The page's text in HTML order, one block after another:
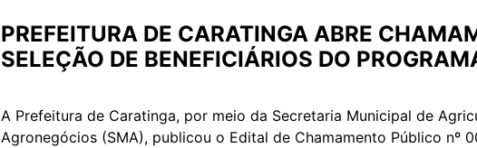
PREFEITURA DE CARATINGA ABRE
SELEÇÃO DE BENEFICIÁRIOS DO
A Prefeitura de Caratinga, por meio da Secretaria Municipal de
Agronegócios (SMA), publicou o Edital de Chamamento Público nº